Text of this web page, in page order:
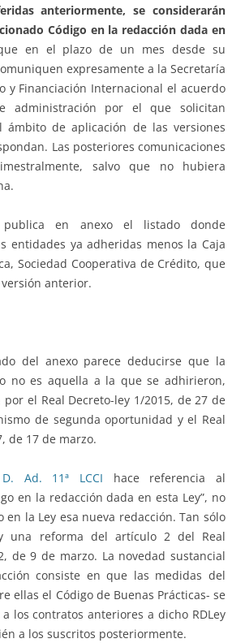
anteriormente, se considerarán
Código en la redacción dada en
en el plazo de un mes desde su
expresamente a la Secretaría
y Financiación Internacional el acuerdo
administración por el que solicitan
ámbito de aplicación de las versiones
Las posteriores comunicaciones
salvo que no hubiera
publica en anexo el listado donde
entidades ya adheridas menos la Caja
Sociedad Cooperativa de Crédito, que
anterior.
del anexo parece deducirse que la
no es aquella a la que se adhirieron,
el Real Decreto-ley 1/2015, de 27 de
de segunda oportunidad y el Real
de 17 de marzo.
D. Ad. 11ª LCCI hace referencia al
en la redacción dada en esta Ley”, no
en la Ley esa nueva redacción. Tan sólo
una reforma del artículo 2 del Real
de 9 de marzo. La novedad sustancial
consiste en que las medidas del
ellas el Código de Buenas Prácticas- se
los contratos anteriores a dicho RDLey
a los suscritos posteriormente.